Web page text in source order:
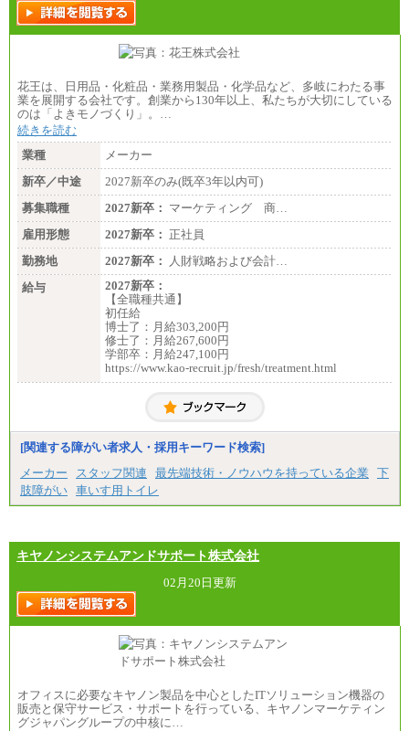
花王は、日用品・化粧品・業務用製品・化学品など、多岐にわたる事
業を展開する会社です。創業から130年以上、私たちが大切にしている
のは「よきモノづくり」。…
続きを読む
業種
メーカー
新卒／中途
2027新卒のみ(既卒3年以内可)
募集職種
2027新卒： マーケティング 商…
雇用形態
2027新卒： 正社員
勤務地
2027新卒：
人財戦略および会計…
給与
2027新卒：
【全職種共通】
初任給
博士了：月給303,200円
修士了：月給267,600円
学部卒：月給247,100円
https://www.kao-recruit.jp/fresh/treatment.html
[関連する障がい者求人・採用キーワード検索]
メーカー
スタッフ関連 最先端技術・ノウハウを持っている企業
下
肢障がい 車いす用トイレ
キヤノンシステムアンドサポート株式会社
02月20日更新
オフィスに必要なキヤノン製品を中心としたITソリューション機器の
販売と保守サービス・サポートを行っている、キヤノンマーケティン
グジャパングループの中核に…